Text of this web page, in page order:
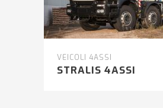
VEICOLI 4ASSI
STRALIS 4ASSI